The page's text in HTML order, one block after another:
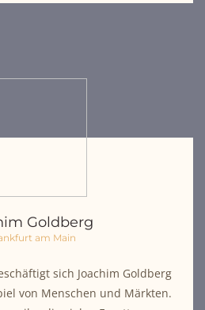
Goldberg
am Main
sich Joachim Goldberg
von Menschen und Märkten.